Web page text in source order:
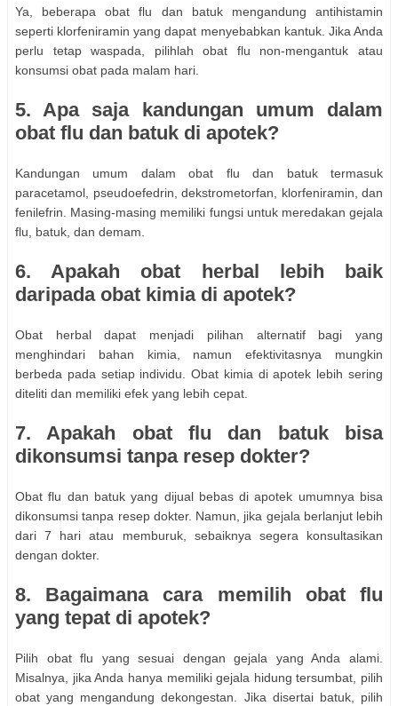
Ya, beberapa obat flu dan batuk mengandung antihistamin
seperti klorfeniramin yang dapat menyebabkan kantuk. Jika Anda
perlu tetap waspada, pilihlah obat flu non-mengantuk atau
konsumsi obat pada malam hari.
5. Apa saja kandungan umum dalam
obat flu dan batuk di apotek?
Kandungan umum dalam obat flu dan batuk termasuk
paracetamol, pseudoefedrin, dekstrometorfan, klorfeniramin, dan
fenilefrin. Masing-masing memiliki fungsi untuk meredakan gejala
flu, batuk, dan demam.
6. Apakah obat herbal lebih baik
daripada obat kimia di apotek?
Obat herbal dapat menjadi pilihan alternatif bagi yang
menghindari bahan kimia, namun efektivitasnya mungkin
berbeda pada setiap individu. Obat kimia di apotek lebih sering
diteliti dan memiliki efek yang lebih cepat.
7. Apakah obat flu dan batuk bisa
dikonsumsi tanpa resep dokter?
Obat flu dan batuk yang dijual bebas di apotek umumnya bisa
dikonsumsi tanpa resep dokter. Namun, jika gejala berlanjut lebih
dari 7 hari atau memburuk, sebaiknya segera konsultasikan
dengan dokter.
8. Bagaimana cara memilih obat flu
yang tepat di apotek?
Pilih obat flu yang sesuai dengan gejala yang Anda alami.
Misalnya, jika Anda hanya memiliki gejala hidung tersumbat, pilih
obat yang mengandung dekongestan. Jika disertai batuk, pilih